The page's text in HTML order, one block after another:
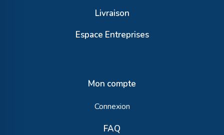
Livraison
Espace Entreprises
Mon compte
Connexion
FAQ